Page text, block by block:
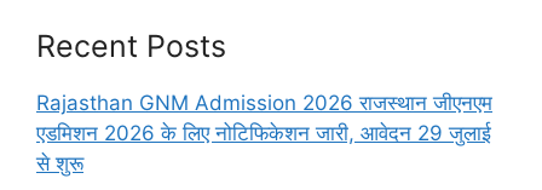
Recent Posts
Rajasthan GNM Admission 2026 राजस्थान जीएनएम
एडमिशन 2026 के लिए नोटिफिकेशन जारी, आवेदन 29 जुलाई
से शुरू